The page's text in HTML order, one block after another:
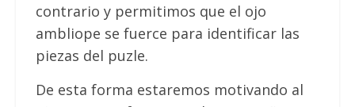
contrario y permitimos que el ojo
ambliope se fuerce para identificar las
piezas del puzle.
De esta forma estaremos motivando al